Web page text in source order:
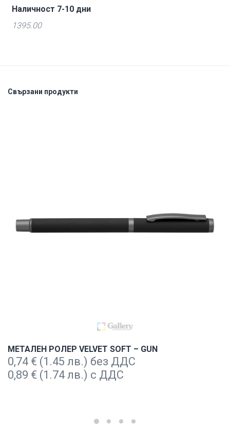
Наличност 7-10 дни
1395.00
Свързани продукти
МЕТАЛЕН РОЛЕР VELVET SOFT – GUN
0,74 € (1.45 лв.) без ДДС
0,89 € (1.74 лв.) с ДДС